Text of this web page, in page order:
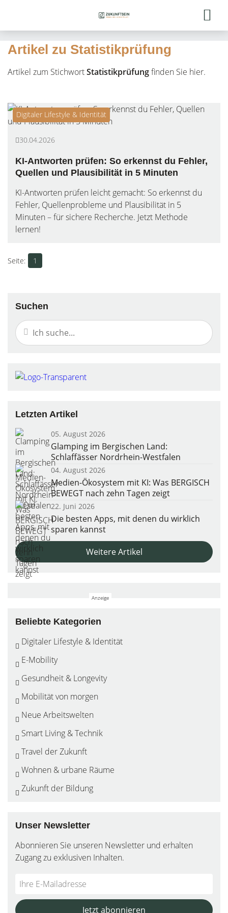
Artikel zu Statistikprüfung
Artikel zum StichwortStatistikprüfungfinden Sie hier.
Digitaler Lifestyle & Identität
30.04.2026
KI-Antworten prüfen: So erkennst du Fehler,
Quellen und Plausibilität in 5 Minuten
KI-Antworten prüfen leicht gemacht: So erkennst du
Fehler, Quellenprobleme und Plausibilität in 5
Minuten – für sichere Recherche. Jetzt Methode
lernen!
1
Suchen
Letzten Artikel
05. August 2026
Glamping im Bergischen Land:
Schlaffässer Nordrhein-Westfalen
04. August 2026
Medien-Ökosystem mit KI: Was BERGISCH
BEWEGT nach zehn Tagen zeigt
22. Juni 2026
Die besten Apps, mit denen du wirklich
sparen kannst
Weitere Artikel
Beliebte Kategorien
Digitaler Lifestyle & Identität
E-Mobility
Gesundheit & Longevity
Mobilität von morgen
Neue Arbeitswelten
Smart Living & Technik
Travel der Zukunft
Wohnen & urbane Räume
Zukunft der Bildung
Unser Newsletter
Abonnieren Sie unseren Newsletter und erhalten
Zugang zu exklusiven Inhalten.
Do
fill
*Ihre
Mailadresse:
Jetzt abonnieren